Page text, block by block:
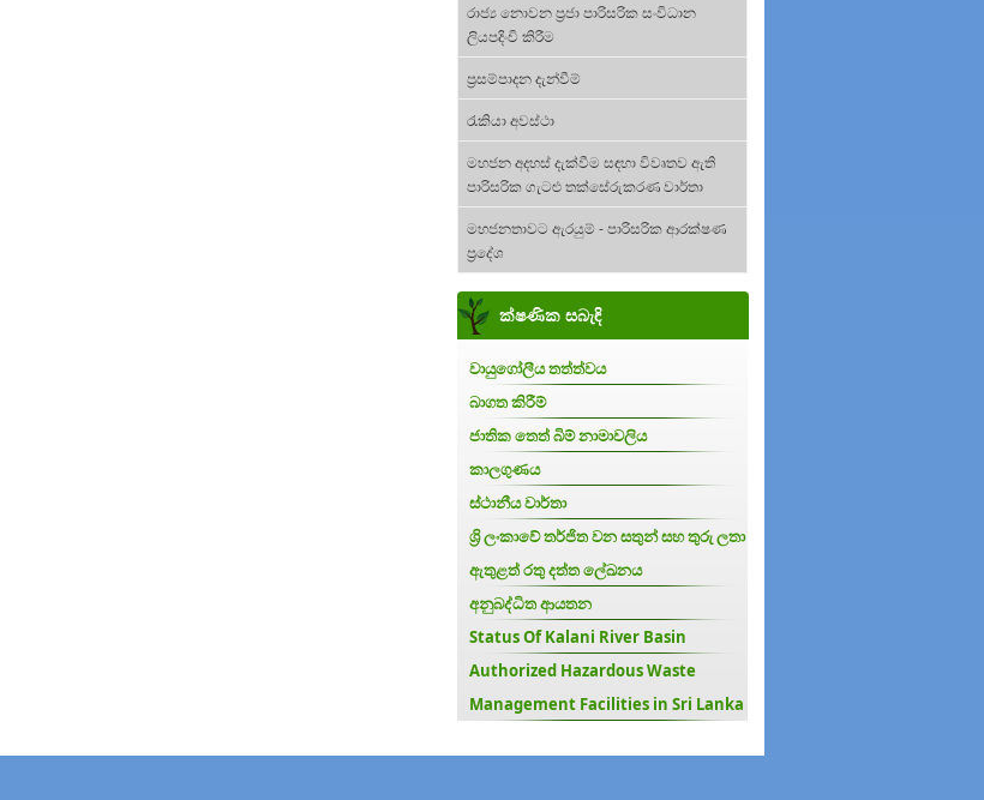
රාජ්‍ය නොවන ප්‍රජා පාරිසරික සංවිධාන
ලියපදිංචි කිරීම
ප්‍රසම්පාදන දැන්වීම්
රැකියා අවස්ථා
මහජන අදහස් දැක්වීම සඳහා විවෘතව ඇති
පාරිසරික ගැටළු තක්සේරුකරණ වාර්තා
මහජනතාවට ඇරයුම් - පාරිසරික ආරක්ෂණ
ප්‍රදේශ
ක්ෂණික සබැඳි
වායුගෝලීය තත්ත්වය
බාගත කිරීම්
ජාතික තෙත් බිම් නාමාවලිය
කාලගුණය
ස්ථානීය වාර්තා
ශ්‍රි ලංකාවේ තර්ජිත වන සතුන් සහ තුරු ලතා
ඇතුළත් රතු දත්ත ලේඛනය
අනුබද්ධිත ආයතන
Status Of Kalani River Basin
Authorized Hazardous Waste
Management Facilities in Sri Lanka